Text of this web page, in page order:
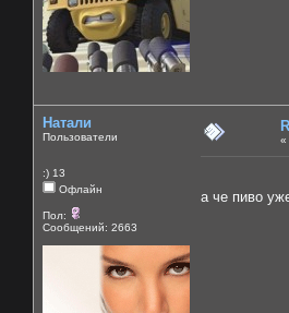
Натали
Пользователи
:) 13
Офлайн
Пол:
Сообщений: 2663
«
а че пиво